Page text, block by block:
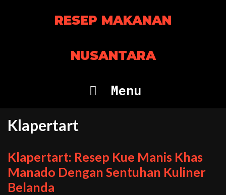
RESEP MAKANAN
NUSANTARA
Menu
Klapertart
Klapertart: Resep Kue Manis Khas
Manado Dengan Sentuhan Kuliner
Belanda